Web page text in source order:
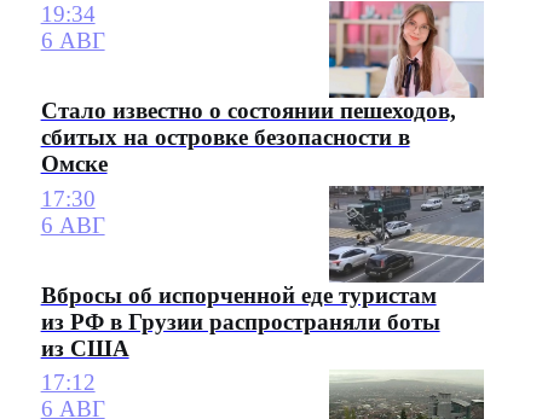
19:34
6 АВГ
Стало известно о состоянии пешеходов,
сбитых на островке безопасности в
Омске
17:30
6 АВГ
Вбросы об испорченной еде туристам
из РФ в Грузии распространяли боты
из США
17:12
6 АВГ